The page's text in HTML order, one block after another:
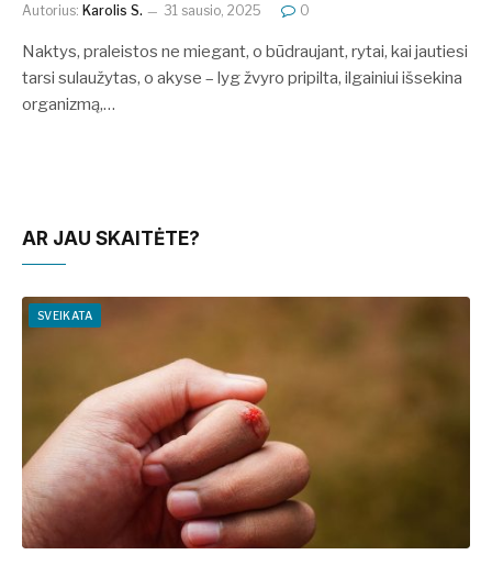
Autorius: Karolis S. 31 sausio, 2025 0
Naktys, praleistos ne miegant, o būdraujant, rytai, kai jautiesi
tarsi sulaužytas, o akyse – lyg žvyro pripilta, ilgainiui išsekina
organizmą,…
AR JAU SKAITĖTE?
SVEIKATA